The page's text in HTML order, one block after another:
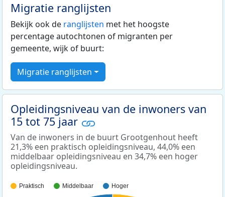
Migratie ranglijsten
Bekijk ook de ranglijsten met het hoogste
percentage autochtonen of migranten per
gemeente, wijk of buurt:
Migratie ranglijsten
Opleidingsniveau van de inwoners van
15 tot 75 jaar
Van de inwoners in de buurt Grootgenhout heeft
21,3% een praktisch opleidingsniveau, 44,0% een
middelbaar opleidingsniveau en 34,7% een hoger
opleidingsniveau.
Praktisch Middelbaar Hoger